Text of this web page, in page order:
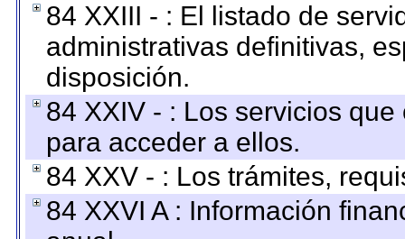
84 XXIII - : El listado de
administrativas definitivas,
disposición.
84 XXIV - : Los servicios
para acceder a ellos.
84 XXV - : Los trámites,
84 XXVI A : Información